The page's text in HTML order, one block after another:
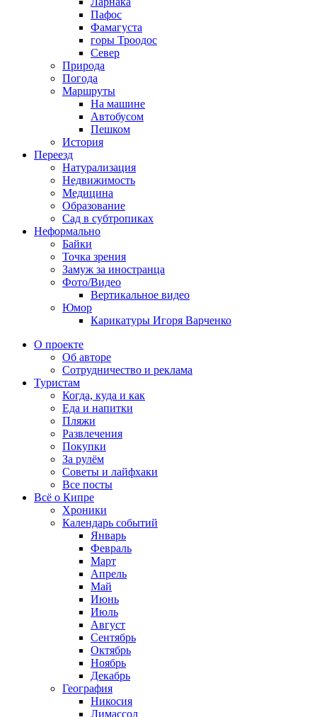
Пафос
Фамагуста
горы Троодос
Север
Природа
Погода
Маршруты
На машине
Автобусом
Пешком
История
Переезд
Натурализация
Недвижимость
Медицина
Образование
Сад в субтропиках
Неформально
Байки
Точка зрения
Замуж за иностранца
Фото/Видео
Вертикальное видео
Юмор
Карикатуры Игоря Варченко
О проекте
Об авторе
Сотрудничество и реклама
Туристам
Когда, куда и как
Еда и напитки
Пляжи
Развлечения
Покупки
За рулём
Советы и лайфхаки
Все посты
Всё о Кипре
Хроники
Календарь событий
Январь
Февраль
Март
Апрель
Май
Июнь
Июль
Август
Сентябрь
Октябрь
Ноябрь
Декабрь
География
Никосия
Лимассол